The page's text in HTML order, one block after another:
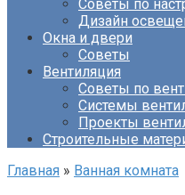
Советы по
Дизайн
Окна и двери
Советы
Вентиляция
Советы по
Системы
Проекты
Строительные
Главная » Ванная комната